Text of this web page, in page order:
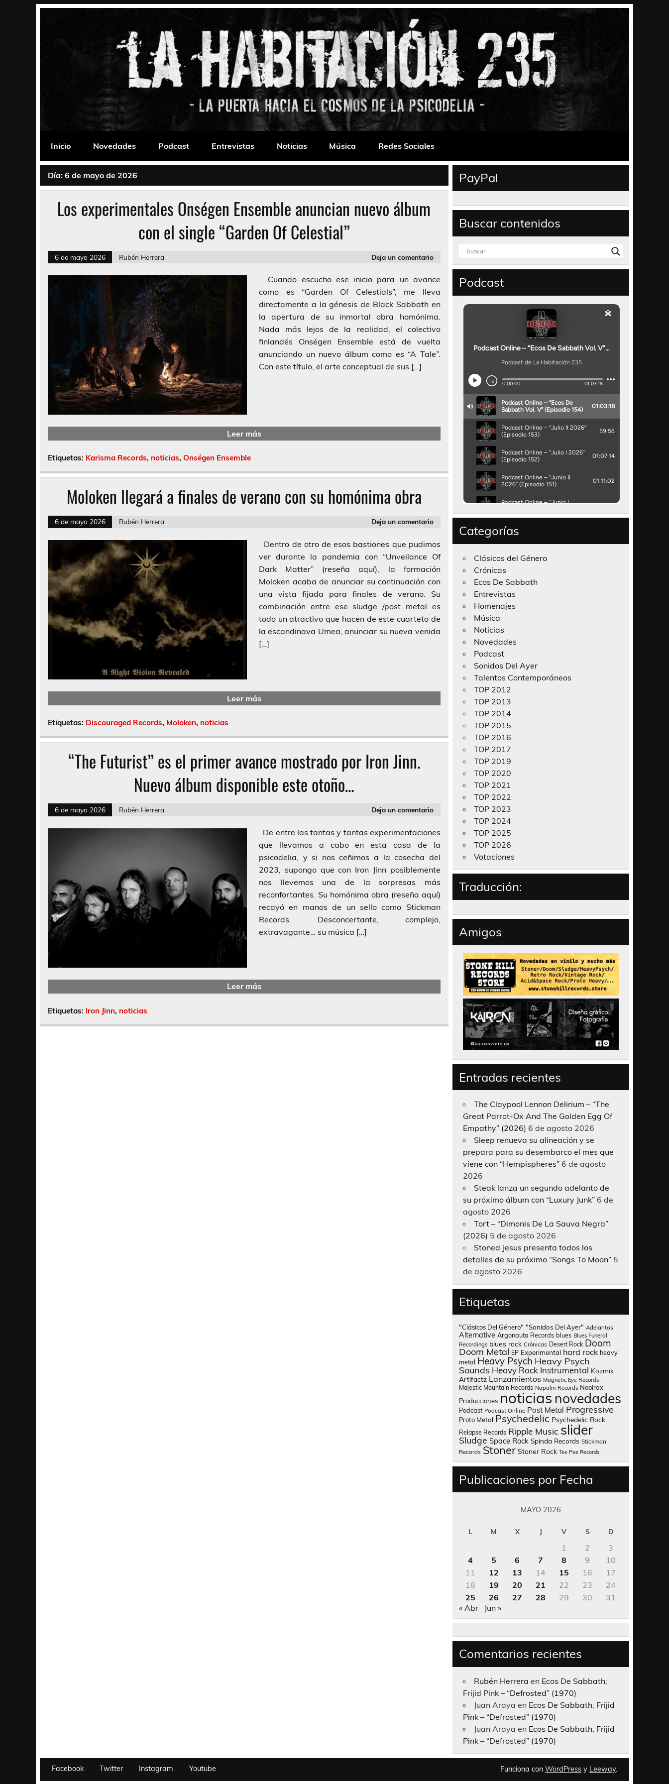
La Habitación 235
Inicio
Novedades Podcast Entrevistas Noticias Música Redes Sociales
Día: 6 de mayo de 2026
Los experimentales Onségen Ensemble anuncian nuevo álbum
con el single “Garden Of Celestial”
6 de mayo 2026 Rubén Herrera Deja un comentario
Cuando escucho ese inicio para un avance
como es “Garden Of Celestials”, me lleva
directamente a la génesis de Black Sabbath en
la apertura de su inmortal obra homónima.
Nada más lejos de la realidad, el colectivo
finlandés Onségen Ensemble está de vuelta
anunciando un nuevo álbum como es “A Tale”.
Con este título, el arte conceptual de sus […]
Leer más
Etiquetas: Karisma Records, noticias, Onségen Ensemble
Moloken llegará a finales de verano con su homónima obra
6 de mayo 2026 Rubén Herrera Deja un comentario
Dentro de otro de esos bastiones que pudimos
ver durante la pandemia con “Unveilance Of
Dark Matter” (reseña aquí), la formación
Moloken acaba de anunciar su continuación con
una vista fijada para finales de verano. Su
combinación entre ese sludge /post metal es
todo un atractivo que hacen de este cuarteto de
la escandinava Umea, anunciar su nueva venida
[…]
Leer más
Etiquetas: Discouraged Records, Moloken, noticias
“The Futurist” es el primer avance mostrado por Iron Jinn.
Nuevo álbum disponible este otoño…
6 de mayo 2026 Rubén Herrera Deja un comentario
De entre las tantas y tantas experimentaciones
que llevamos a cabo en esta casa de la
psicodelia, y si nos ceñimos a la cosecha del
2023, supongo que con Iron Jinn posiblemente
nos llevemos una de la sorpresas más
reconfortantes. Su homónima obra (reseña aquí)
recayó en manos de un sello como Stickman
Records. Desconcertante, complejo,
extravagante… su música […]
Leer más
Etiquetas: Iron Jinn, noticias
PayPal
Buscar contenidos
Podcast
Categorías
Clásicos del Género
Crónicas
Ecos De Sabbath
Entrevistas
Homenajes
Música
Noticias
Novedades
Podcast
Sonidos Del Ayer
Talentos Contemporáneos
TOP 2012
TOP 2013
TOP 2014
TOP 2015
TOP 2016
TOP 2017
TOP 2019
TOP 2020
TOP 2021
TOP 2022
TOP 2023
TOP 2024
TOP 2025
TOP 2026
Votaciones
Traducción:
Amigos
Entradas recientes
The Claypool Lennon Delirium – “The
Great Parrot-Ox And The Golden Egg Of
Empathy” (2026) 6 de agosto 2026
Sleep renueva su alineación y se
prepara para su desembarco el mes que
viene con “Hempispheres” 6 de agosto
2026
Steak lanza un segundo adelanto de
su próximo álbum con “Luxury Junk” 6 de
agosto 2026
Tort – “Dimonis De La Sauva Negra”
(2026) 5 de agosto 2026
Stoned Jesus presenta todos los
detalles de su próximo “Songs To Moon” 5
de agosto 2026
Etiquetas
"Clásicos Del Género" "Sonidos Del Ayer" Adelantos
Alternative Argonauta Records blues Blues Funeral
Recordings blues rock Crónicas Desert Rock Doom
Doom Metal EP Experimental hard rock heavy
metal Heavy Psych Heavy Psych
Sounds Heavy Rock Instrumental Kozmik
Artifactz Lanzamientos Magnetic Eye Records
Majestic Mountain Records Napalm Records Nooirax
Producciones noticias novedades
Podcast Podcast Online Post Metal Progressive
Proto Metal Psychedelic Psychedelic Rock
Relapse Records Ripple Music slider
Sludge Space Rock Spinda Records Stickman
Records Stoner Stoner Rock Tee Pee Records
Publicaciones por Fecha
MAYO 2026
L M X J V S D
1 2
3
4
5 6 7 8 9
10
11
12 13 14 15 16
17
18
19 20 21 22 23
24
25
26 27 28 29 30
31
« Abr
Jun »
Comentarios recientes
Rubén Herrera en Ecos De Sabbath;
Frijid Pink – “Defrosted” (1970)
Juan Araya en Ecos De Sabbath; Frijid
Pink – “Defrosted” (1970)
Juan Araya en Ecos De Sabbath; Frijid
Pink – “Defrosted” (1970)
Facebook Twitter Instagram Youtube Funciona con WordPress y Leeway.